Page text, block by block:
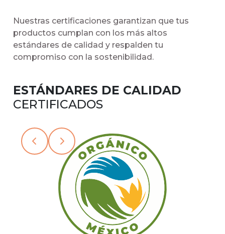
Nuestras certificaciones garantizan que tus
productos cumplan con los más altos
estándares de calidad y respalden tu
compromiso con la sostenibilidad.
ESTÁNDARES DE CALIDAD
CERTIFICADOS
Slide 3 of 15